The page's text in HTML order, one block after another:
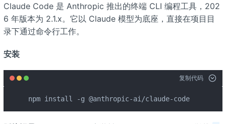
Claude Code 是 Anthropic 推出的终端 CLI 编程工具，202
6 年版本为 2.1.x。它以 Claude 模型为底座，直接在项目目
录下通过命令行工作。
安装
复制代码
npm install -g @anthropic-ai/claude-code